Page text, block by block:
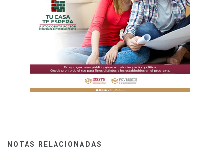
NOTAS RELACIONADAS